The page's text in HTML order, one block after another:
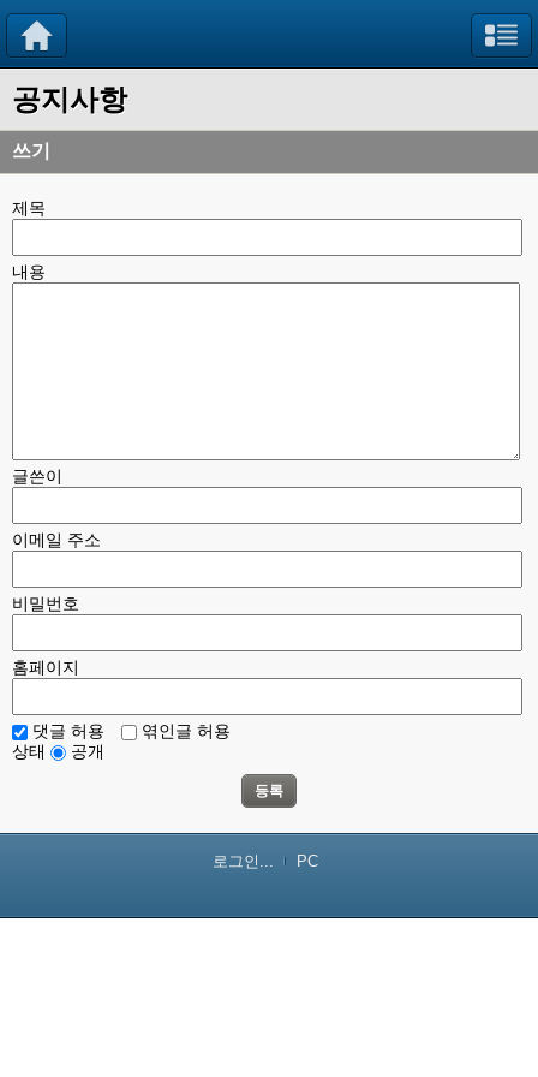
공지사항
쓰기
제목
내용
글쓴이
이메일 주소
비밀번호
홈페이지
댓글 허용
엮인글 허용
상태
공개
등록
로그인... PC